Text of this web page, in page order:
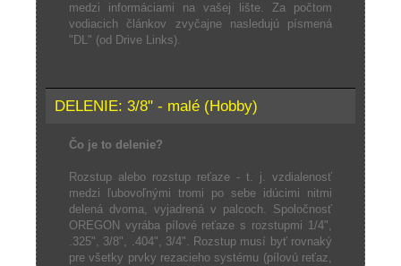
medzi informáciami na vašej lište. Za počtom
vodiacich článkov zvyčajne nasledujú písmená
"DL" (od Drive Links).
DELENIE: 3/8" - malé (Hobby)
Čo je to delenie?
Rozstup alebo rozstup reťaze - t. j. vzdialenosť
medzi ľubovoľnými tromi po sebe idúcimi nitmi
delená dvoma, vyjadrená v palcoch. Spoločnosť
OREGON vyrába pílové reťaze s rozstupmi 1/4",
.325", 3/8", .404", 3/4". Rozstup musí byť rovnaký
pre všetky prvky rezacieho systému (pílovú reťaz,